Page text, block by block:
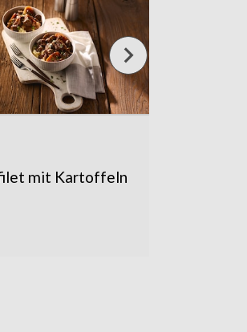
mit Kartoffeln